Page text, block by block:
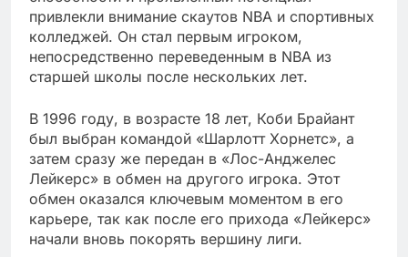
привлекли внимание скаутов NBA и спортивных
колледжей. Он стал первым игроком,
непосредственно переведенным в NBA из
старшей школы после нескольких лет.
В 1996 году, в возрасте 18 лет, Коби Брайант
был выбран командой «Шарлотт Хорнетс», а
затем сразу же передан в «Лос-Анджелес
Лейкерс» в обмен на другого игрока. Этот
обмен оказался ключевым моментом в его
карьере, так как после его прихода «Лейкерс»
начали вновь покорять вершину лиги.